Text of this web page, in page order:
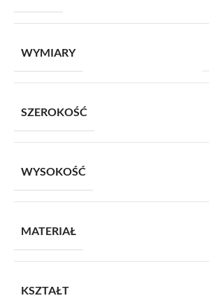
WYMIARY
SZEROKOŚĆ
WYSOKOŚĆ
MATERIAŁ
KSZTAŁT